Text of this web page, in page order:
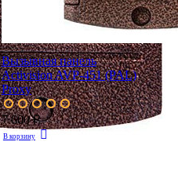
Вызывная панель
Activision AVP-451 (PAL)
Proxy
7 600 ₽
В корзину